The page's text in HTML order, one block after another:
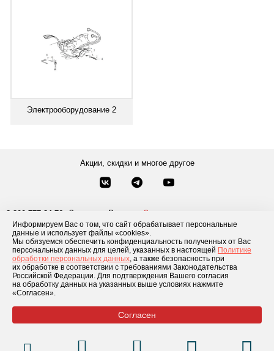
Информируем Вас о том, что сайт обрабатывает персональные
данные и использует файлы «cookies».
Мы обязуемся обеспечить конфиденциальность полученных от Вас
персональных данных для целей, указанных в настоящей Политике
обработки персональных данных, а также безопасность при
их обработке в соответствии с требованиями Законодательства
Российской Федерации. Для подтверждения Вашего согласия
на обработку данных на указанных выше условиях нажмите
«Согласен».
Согласен
Электрооборудование 2
Акции, скидки и многое другое
8-800-777-84-76 Звонки по России
Заказать звонок
8 495 181-69-06
Москва
Каталог товаров О компании Доставка и оплата Блог
Условия рассрочки
Контакты
© 2026 «GLADIATOR»